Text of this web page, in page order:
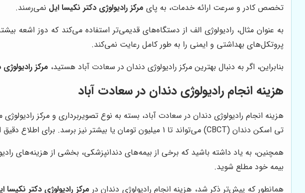
تخصص کادر و سرعت ارائه خدمات، به پای مرکز رادیولوژی دکتر نکیسا ایل نمی‌رسند.
به عنوان مثال، رادیولوژی الف از دستگاه‌های قدیمی‌تر استفاده می‌کند که دوز
پروتکل‌های بهداشتی و ایمنی را به طور کامل رعایت نمی‌کند.
بنابراین، اگر به دنبال بهترین مرکز رادیولوژی دندان در سعادت آباد هستید، مرکز
هزینه انجام رادیولوژی دندان در سعادت آباد
تی اسکن دندان (CBCT) می‌تواند تا 1 میلیون تومان یا بیشتر نیز برسد. برای اطلاع دقیق از هزینه‌ها، بهتر است با مرکز رادیولوژی مورد نظر تماس بگیرید و از آن‌ها استعلام قیمت کنید.
همچنین، به یاد داشته باشید که برخی از بیمه‌های دندانپزشکی، بخشی از هزینه‌های
بیمه خود مطلع شوید.
همانطور که پیش‌تر ذکر شد، هزینه انجام رادیولوژی دندان در مرکز رادیولوژی دکتر نکیسا